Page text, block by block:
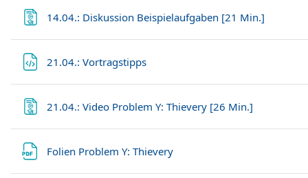
14.04.: Diskussion Beispielaufgaben [21 Min.]
21.04.: Vortragstipps
21.04.: Video Problem Y: Thievery [26 Min.]
Folien Problem Y: Thievery